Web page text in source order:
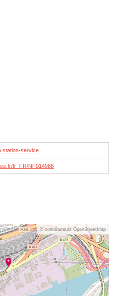
station-service
fr_FR/NF014988
© contributeurs OpenStreetMap